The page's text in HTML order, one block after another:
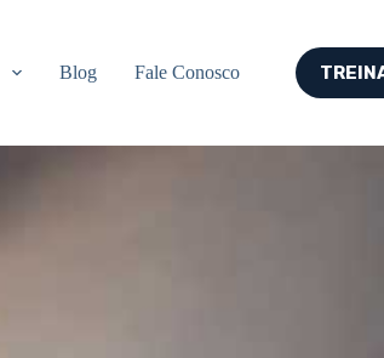
Blog Fale Conosco